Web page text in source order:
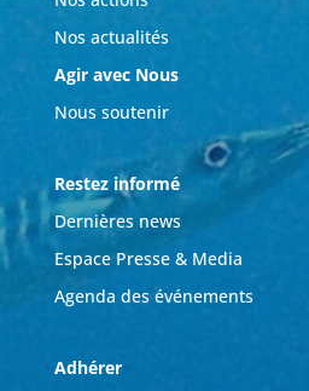
Nos actualités
Agir avec Nous
Nous soutenir
Restez informé
Dernières news
Espace Presse & Media
Agenda des événements
Adhérer